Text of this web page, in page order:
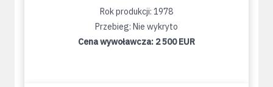
Rok produkcji: 1978
Przebieg: Nie wykryto
Cena wywoławcza: 2 500 EUR